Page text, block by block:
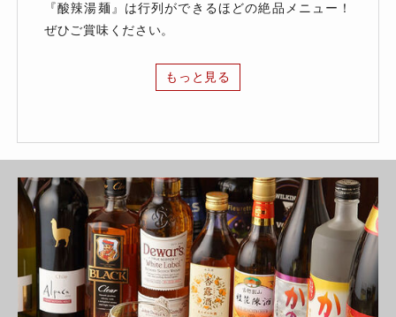
『酸辣湯麺』は行列ができるほどの絶品メニュー！
ぜひご賞味ください。
もっと見る